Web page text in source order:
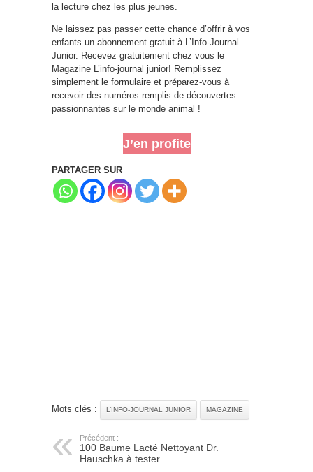
la lecture chez les plus jeunes.
Ne laissez pas passer cette chance d’offrir à vos
enfants un abonnement gratuit à L’Info-Journal
Junior. Recevez gratuitement chez vous le
Magazine L’info-journal junior! Remplissez
simplement le formulaire et préparez-vous à
recevoir des numéros remplis de découvertes
passionnantes sur le monde animal !
J’en profite
PARTAGER SUR
Mots clés : L’INFO-JOURNAL JUNIOR MAGAZINE
Précédent :
100 Baume Lacté Nettoyant Dr.
Hauschka à tester